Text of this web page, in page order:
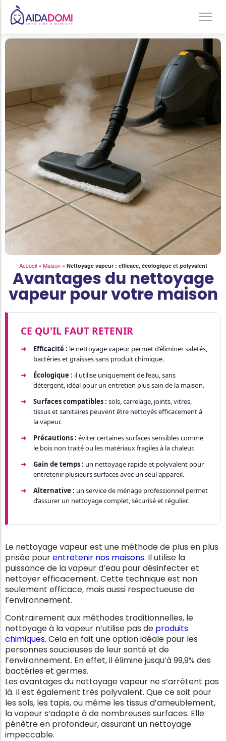
Ménage à domicile & Repassage
Jardinage & Bricolage
Aide aux personnes âgées
Accompagnement du handicap
Téléassistance
Accueil» Maison» Nettoyage vapeur : efficace, écologique et polyvalent
Avantages du nettoyage
vapeur pour votre maison
CE QU'IL FAUT RETENIR
Efficacité : le nettoyage vapeur permet d’éliminer saletés,
bactéries et graisses sans produit chimique.
Écologique : il utilise uniquement de l’eau, sans
détergent, idéal pour un entretien plus sain de la maison.
Surfaces compatibles : sols, carrelage, joints, vitres,
tissus et sanitaires peuvent être nettoyés efficacement à
la vapeur.
Précautions : éviter certaines surfaces sensibles comme
le bois non traité ou les matériaux fragiles à la chaleur.
Gain de temps : un nettoyage rapide et polyvalent pour
entretenir plusieurs surfaces avec un seul appareil.
Alternative : un service de ménage professionnel permet
d’assurer un nettoyage complet, sécurisé et régulier.
Le nettoyage vapeur est une méthode de plus en plus
prisée pourentretenir nos maisons. Il utilise la
puissance de la vapeur d’eau pour désinfecter et
nettoyer efficacement. Cette technique est non
seulement efficace, mais aussi respectueuse de
l’environnement.
Contrairement aux méthodes traditionnelles, le
nettoyage à la vapeur n’utilise pas de produits
chimiques. Cela en fait une option idéale pour les
personnes soucieuses de leur santé et de
l’environnement. En effet, il élimine jusqu’à 99,9% des
bactéries et germes.
Les avantages du nettoyage vapeur ne s’arrêtent pas
là. Il est également très polyvalent. Que ce soit pour
les sols, les tapis, ou même les tissus d’ameublement,
la vapeur s’adapte à de nombreuses surfaces. Elle
pénètre en profondeur, assurant un nettoyage
impeccable.